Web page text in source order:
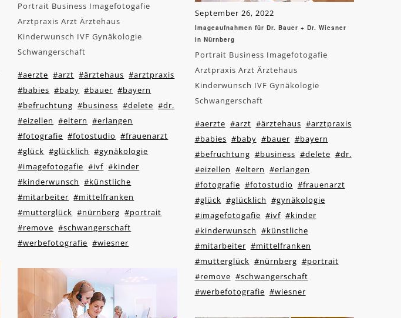
Portrait Business Imagefotogafie
Arztpraxis Arzt Ärztehaus
Kinderwunsch IVF Gynäkologie
Schwangerschaft
#aerzte #arzt #ärztehaus #arztpraxis
#babies #baby #bauer #bayern
#befruchtung #business #delete #dr.
#eizellen #eltern #erlangen
#fotografie #fotostudio #frauenarzt
#glück #glücklich #gynäkologie
#imagefotogafie #ivf #kinder
#kinderwunsch #künstliche
#mitarbeiter #mittelfranken
#mutterglück #nürnberg #portrait
#remove #schwangerschaft
#werbefotografie #wiesner
September 26, 2022
Imageaufnahmen für Dr. Bauer + Dr. Wiesner
in Nürnberg
Portrait Business Imagefotogafie
Arztpraxis Arzt Ärztehaus
Kinderwunsch IVF Gynäkologie
Schwangerschaft
#aerzte #arzt #ärztehaus #arztpraxis
#babies #baby #bauer #bayern
#befruchtung #business #delete #dr.
#eizellen #eltern #erlangen
#fotografie #fotostudio #frauenarzt
#glück #glücklich #gynäkologie
#imagefotogafie #ivf #kinder
#kinderwunsch #künstliche
#mitarbeiter #mittelfranken
#mutterglück #nürnberg #portrait
#remove #schwangerschaft
#werbefotografie #wiesner